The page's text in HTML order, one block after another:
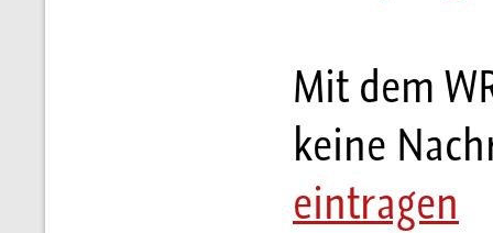
Mit dem
keine
eintragen